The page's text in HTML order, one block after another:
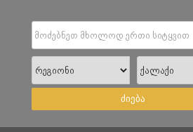
ძიება